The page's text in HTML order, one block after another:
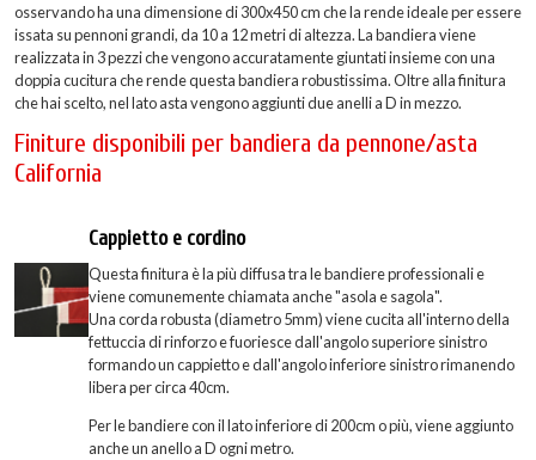
osservando ha una dimensione di 300x450 cm che la rende ideale per essere
issata su pennoni grandi, da 10 a 12 metri di altezza. La bandiera viene
realizzata in 3 pezzi che vengono accuratamente giuntati insieme con una
doppia cucitura che rende questa bandiera robustissima. Oltre alla finitura
che hai scelto, nel lato asta vengono aggiunti due anelli a D in mezzo.
Finiture disponibili per bandiera da pennone/asta
California
Cappietto e cordino
Questa finitura è la più diffusa tra le bandiere professionali e
viene comunemente chiamata anche "asola e sagola".
Una corda robusta (diametro 5mm) viene cucita all'interno della
fettuccia di rinforzo e fuoriesce dall'angolo superiore sinistro
formando un cappietto e dall'angolo inferiore sinistro rimanendo
libera per circa 40cm.
Per le bandiere con il lato inferiore di 200cm o più, viene aggiunto
anche un anello a D ogni metro.